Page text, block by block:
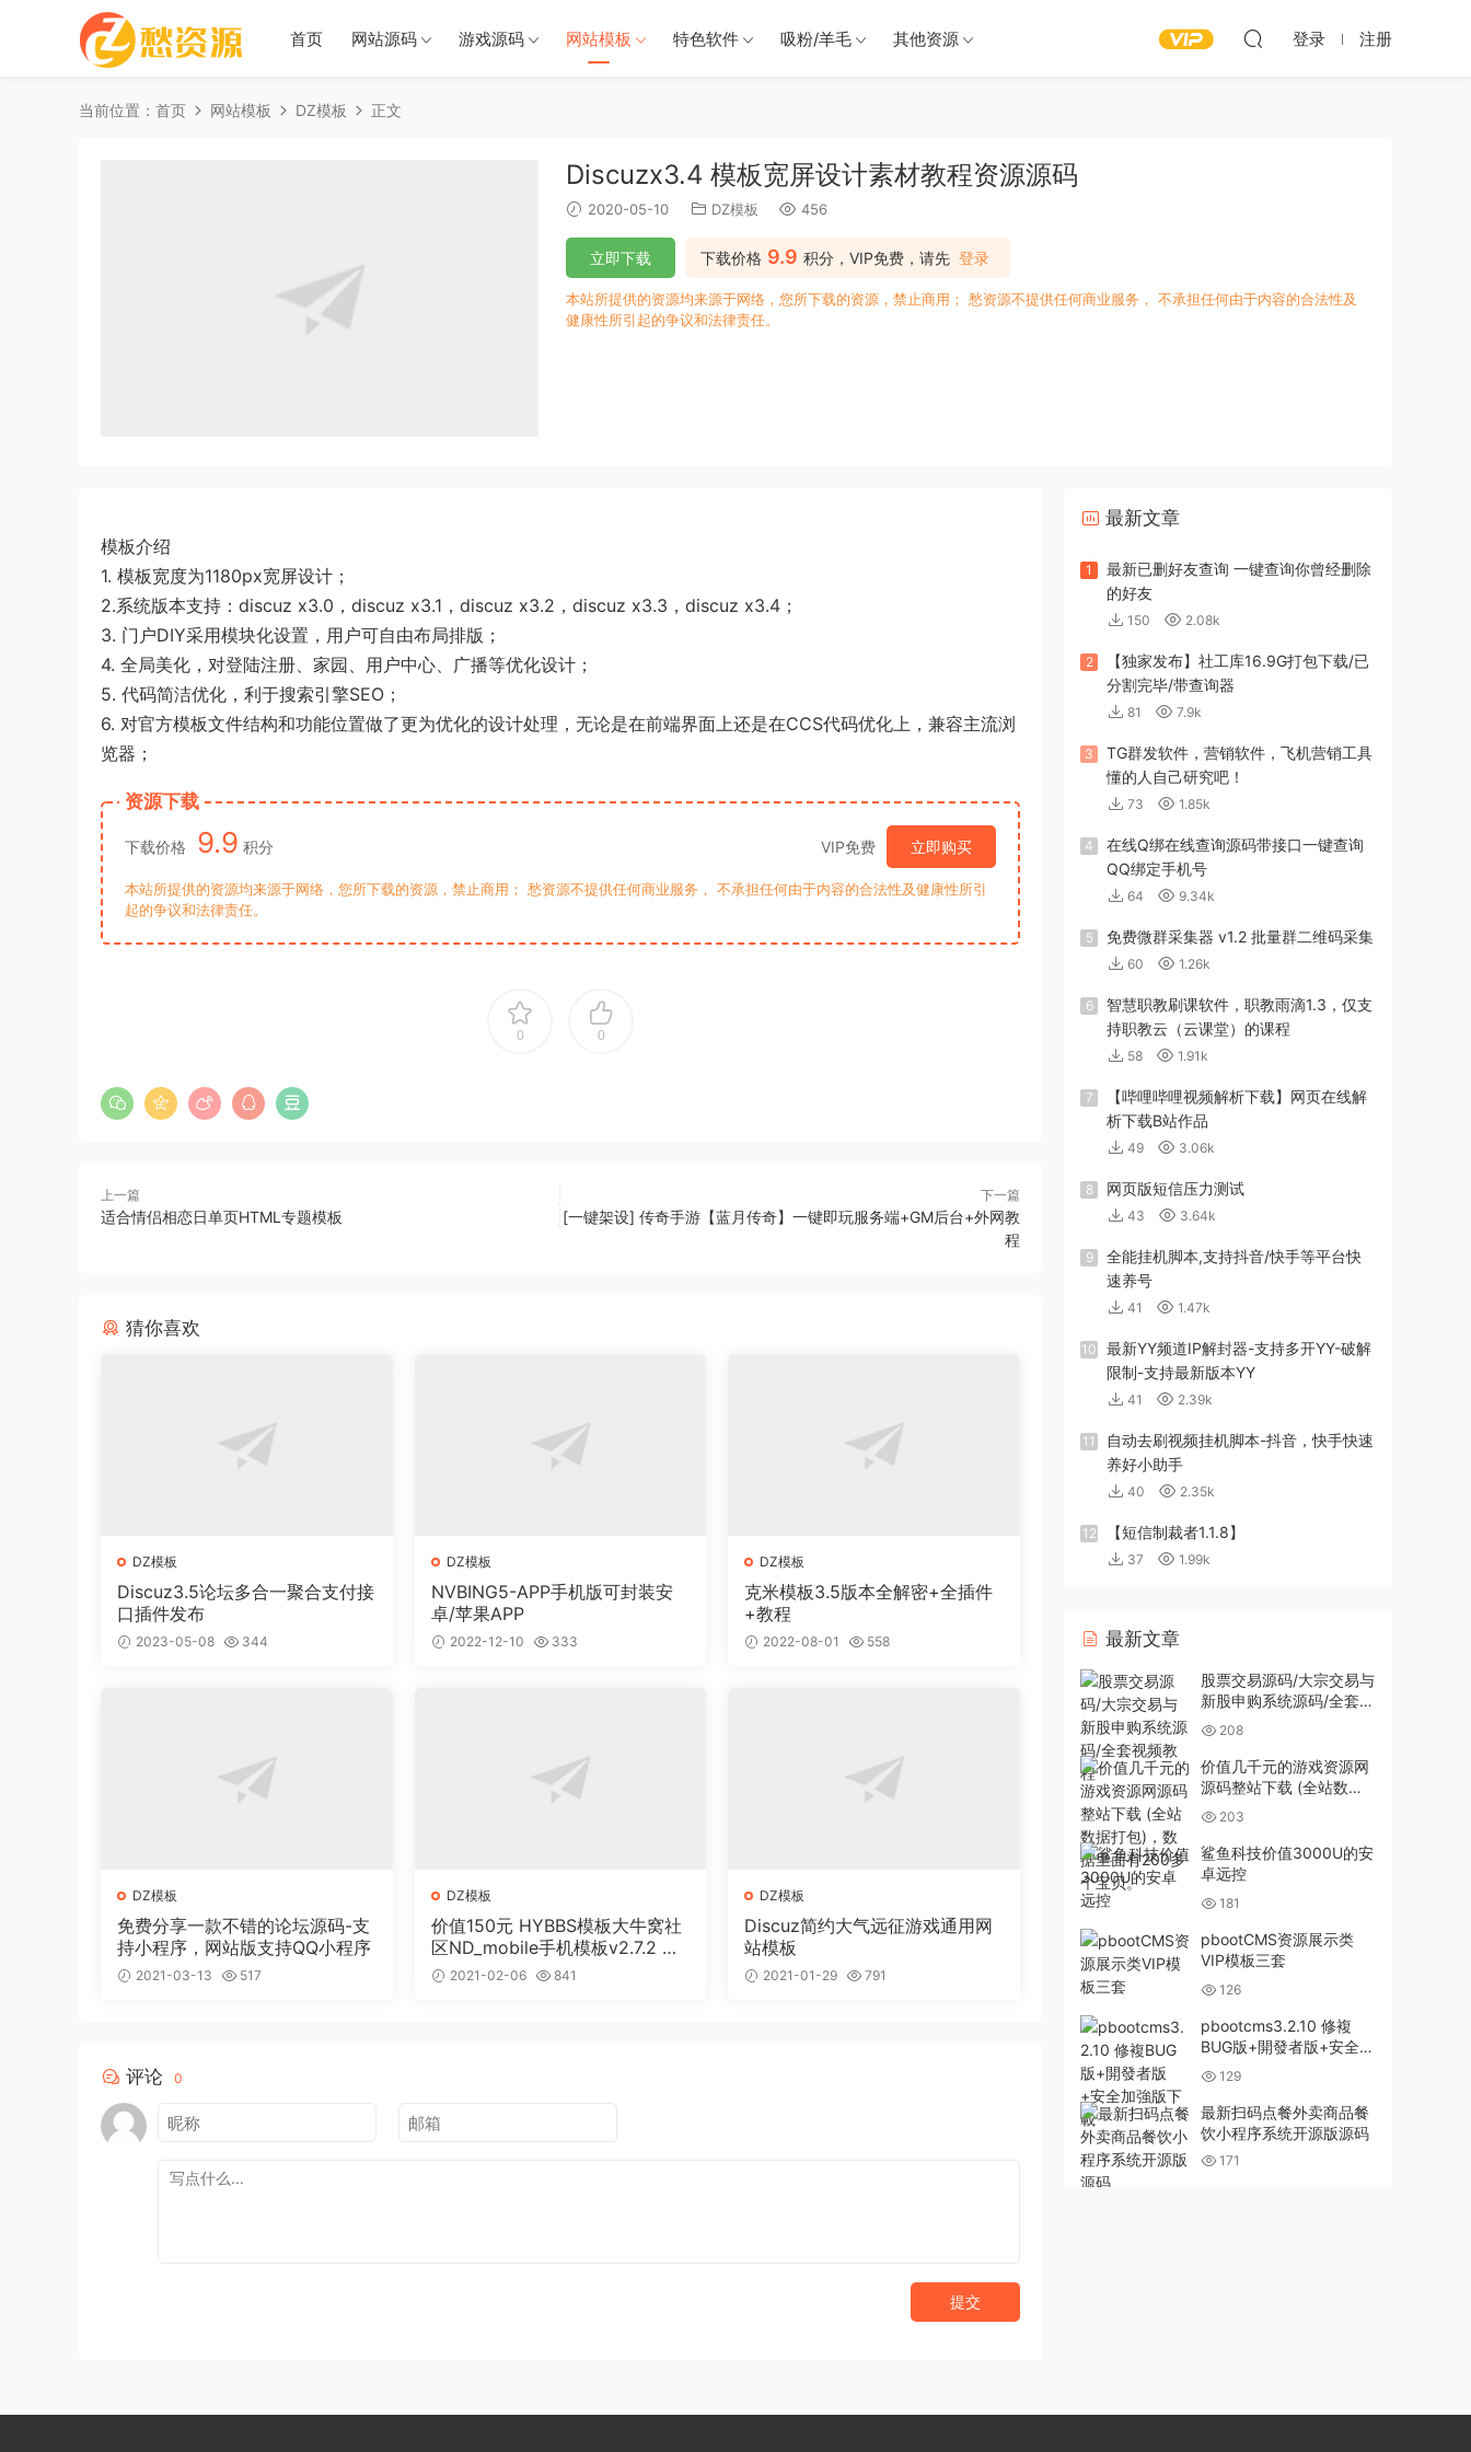
首页 网站源码 游戏源码 网站模板 特色软件 吸粉/羊毛 其他资源 登录 注册
当前位置： 首页 网站模板 DZ模板 正文
Discuzx3.4 模板宽屏设计素材教程资源源码
2020-05-10 DZ模板 456
下载价格 9.9 积分，VIP免费，请先 登录
立即下载
本站所提供的资源均来源于网络，您所下载的资源，禁止商用； 愁资源不提供任何商业服务， 不承担任何由于内容的合法性及
健康性所引起的争议和法律责任。
模板介绍
1. 模板宽度为1180px宽屏设计；
2.系统版本支持：discuz x3.0，discuz x3.1，discuz x3.2，discuz x3.3，discuz x3.4；
3. 门户DIY采用模块化设置，用户可自由布局排版；
4. 全局美化，对登陆注册、家园、用户中心、广播等优化设计；
5. 代码简洁优化，利于搜索引擎SEO；
6. 对官方模板文件结构和功能位置做了更为优化的设计处理，无论是在前端界面上还是在CCS代码优化上，兼容主流浏
览器；
资源下载
下载价格 9.9 积分 VIP免费 立即购买
本站所提供的资源均来源于网络，您所下载的资源，禁止商用； 愁资源不提供任何商业服务， 不承担任何由于内容的合法性及健康性所引
起的争议和法律责任。
0 0
上一篇
适合情侣相恋日单页HTML专题模板
下一篇
[一键架设] 传奇手游【蓝月传奇】一键即玩服务端+GM后台+外网教
程
猜你喜欢
DZ模板
Discuz3.5论坛多合一聚合支付接
口插件发布
2023-05-08 344
DZ模板
NVBING5-APP手机版可封装安
卓/苹果APP
2022-12-10 333
DZ模板
克米模板3.5版本全解密+全插件
+教程
2022-08-01 558
DZ模板
免费分享一款不错的论坛源码-支
持小程序，网站版支持QQ小程序
2021-03-13 517
DZ模板
价值150元 HYBBS模板大牛窝社
区ND_mobile手机模板v2.7.2 免
授权2021-02-06 841
DZ模板
Discuz简约大气远征游戏通用网
站模板
2021-01-29 791
评论 0
提交
最新文章
1
最新已删好友查询 一键查询你曾经删除
的好友
150 2.08k
2
【独家发布】社工库16.9G打包下载/已
分割完毕/带查询器
81 7.9k
3
TG群发软件，营销软件，飞机营销工具
懂的人自己研究吧！
73 1.85k
4
在线Q绑在线查询源码带接口一键查询
QQ绑定手机号
64 9.34k
5 免费微群采集器 v1.2 批量群二维码采集
60 1.26k
6
智慧职教刷课软件，职教雨滴1.3，仅支
持职教云（云课堂）的课程
58 1.91k
7
【哔哩哔哩视频解析下载】网页在线解
析下载B站作品
49 3.06k
8 网页版短信压力测试
43 3.64k
9
全能挂机脚本,支持抖音/快手等平台快
速养号
41 1.47k
10
最新YY频道IP解封器-支持多开YY-破解
限制-支持最新版本YY
41 2.39k
11
自动去刷视频挂机脚本-抖音，快手快速
养好小助手
40 2.35k
12 【短信制裁者1.1.8】
37 1.99k
最新文章
股票交易源码/大宗交易与
新股申购系统源码/全套视
频教程
208
价值几千元的游戏资源网
源码整站下载 (全站数据
打包)，数据里面有200多
个宝贝。
203
鲨鱼科技价值3000U的安
卓远控
181
pbootCMS资源展示类
VIP模板三套
126
pbootcms3.2.10 修複
BUG版+開發者版+安全加
強版下載
129
最新扫码点餐外卖商品餐
饮小程序系统开源版源码
171